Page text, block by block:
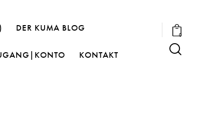
DER KUMA BLOG
KONTAKT
0